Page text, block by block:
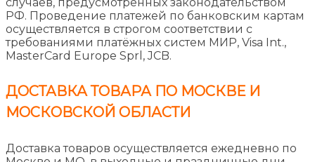
РФ. Проведение платежей по банковским картам
осуществляется в строгом соответствии с
требованиями платёжных систем МИР, Visa Int.,
MasterCard Europe Sprl, JCB.
ДОСТАВКА ТОВАРА ПО МОСКВЕ И
МОСКОВСКОЙ ОБЛАСТИ
Доставка товаров осуществляется ежедневно по